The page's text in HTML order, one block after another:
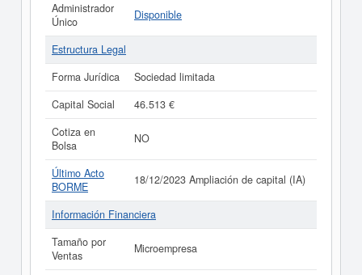
Administrador
Único
Disponible
Estructura Legal
Forma Jurídica
Sociedad limitada
Capital Social
46.513 €
Cotiza en
Bolsa
NO
Último Acto
BORME
18/12/2023 Ampliación de capital (IA)
Información Financiera
Tamaño por
Ventas
Microempresa